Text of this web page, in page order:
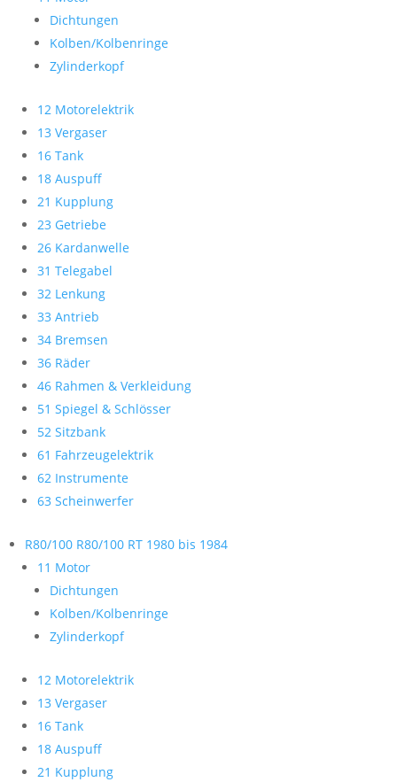
Dichtungen
Kolben/Kolbenringe
Zylinderkopf
12 Motorelektrik
13 Vergaser
16 Tank
18 Auspuff
21 Kupplung
23 Getriebe
26 Kardanwelle
31 Telegabel
32 Lenkung
33 Antrieb
34 Bremsen
36 Räder
46 Rahmen & Verkleidung
51 Spiegel & Schlösser
52 Sitzbank
61 Fahrzeugelektrik
62 Instrumente
63 Scheinwerfer
R80/100 R80/100 RT 1980 bis 1984
11 Motor
Dichtungen
Kolben/Kolbenringe
Zylinderkopf
12 Motorelektrik
13 Vergaser
16 Tank
18 Auspuff
21 Kupplung